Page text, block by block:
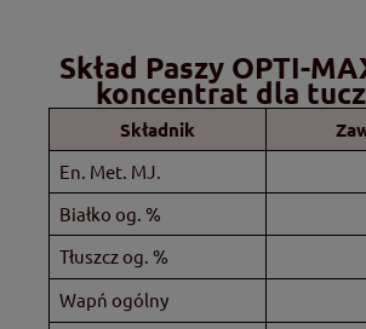
Skład Paszy OPTI-
koncentrat dla
Składnik
En. Met. MJ.
Białko og. %
Tłuszcz og. %
Wapń ogólny